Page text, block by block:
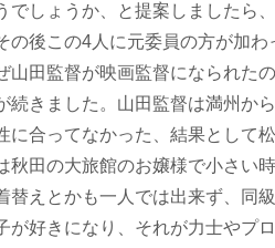
でしょうか、と提案しましたら
の後この4人に元委員の方が加
田監督が映画監督になられた
続きました。山田監督は満州か
に合ってなかった、結果として
秋田の大旅館のお嬢様で小さい
替えとかも一人では出来ず、同
が好きになり、それが力士やプ